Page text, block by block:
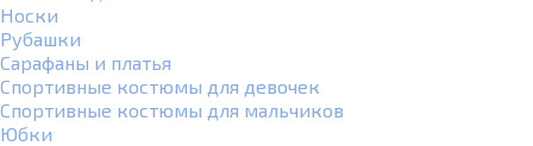
Носки
Рубашки
Сарафаны и платья
Спортивные костюмы для девочек
Спортивные костюмы для мальчиков
Юбки